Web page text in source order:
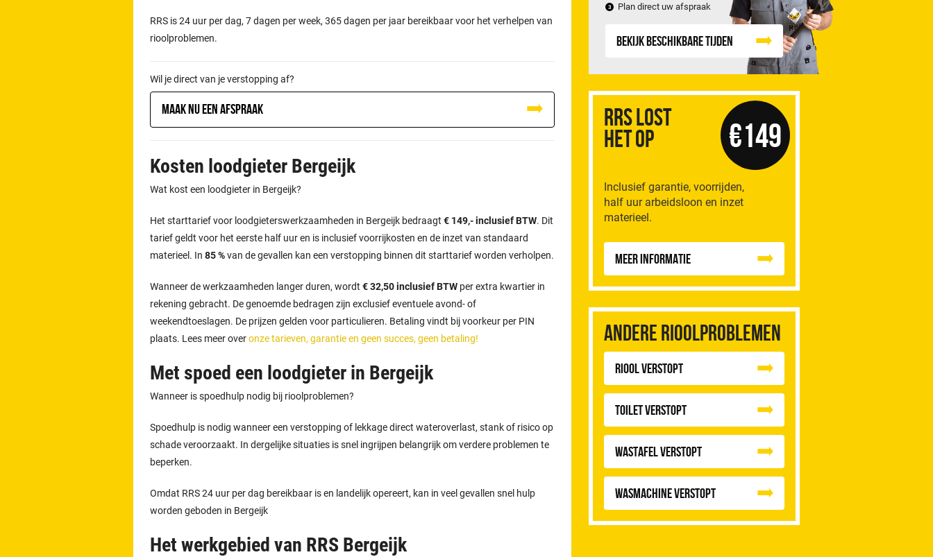
RRS is 24 uur per dag, 7 dagen per week, 365 dagen per jaar bereikbaar voor het verhelpen van
rioolproblemen.
Wil je direct van je verstopping af?
Maak nu een afspraak
Kosten loodgieter Bergeijk
Wat kost een loodgieter in Bergeijk?
Het starttarief voor loodgieterswerkzaamheden in Bergeijk bedraagt € 149,- inclusief BTW. Dit
tarief geldt voor het eerste half uur en is inclusief voorrijkosten en de inzet van standaard
materieel. In 85 %van de gevallen kan een verstopping binnen dit starttarief worden verholpen.
Wanneer de werkzaamheden langer duren, wordt € 32,50 inclusief BTW per extra kwartier in
rekening gebracht. De genoemde bedragen zijn exclusief eventuele avond- of
weekendtoeslagen. De prijzen gelden voor particulieren. Betaling vindt bij voorkeur per PIN
plaats. Lees meer overonze tarieven, garantie en geen succes, geen betaling!
Met spoed een loodgieter in Bergeijk
Wanneer is spoedhulp nodig bij rioolproblemen?
Spoedhulp is nodig wanneer een verstopping of lekkage direct wateroverlast, stank of risico op
schade veroorzaakt. In dergelijke situaties is snel ingrijpen belangrijk om verdere problemen te
beperken.
Omdat RRS 24 uur per dag bereikbaar is en landelijk opereert, kan in veel gevallen snel hulp
worden geboden in Bergeijk
Het werkgebied van RRS Bergeijk
Plan direct uw afspraak
Bekijk beschikbare tijden
RRS Lost
het op
Inclusief garantie, voorrijden,
half uur arbeidsloon en inzet
materieel.
€149
Meer informatie
Andere rioolproblemen
Riool Verstopt
Toilet Verstopt
Wastafel Verstopt
Wasmachine verstopt